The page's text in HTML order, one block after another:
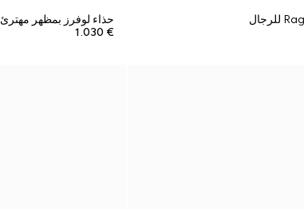
حذاء لوفرز بمظهر مهترئ Ragazzo للرجال
€ 1.030